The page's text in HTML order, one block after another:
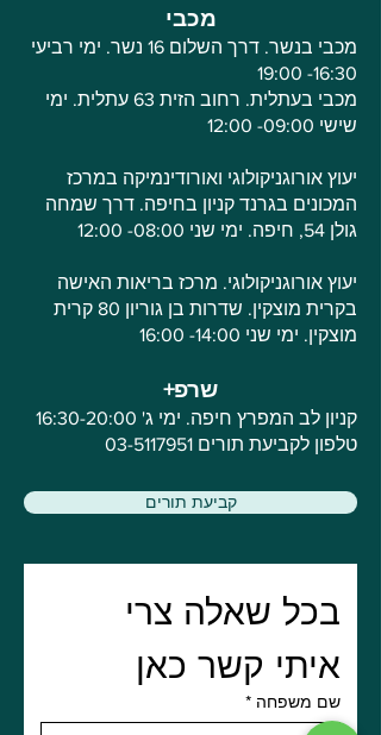
מכבי
מכבי בנשר. דרך השלום 16 נשר. ימי רביעי
16:30- 19:00
מכבי בעתלית. רחוב הזית 63 עתלית. ימי
שישי 09:00- 12:00
יעוץ אורוגניקולוגי ואורודינמיקה במרכז
המכונים בגרנד קניון בחיפה. דרך שמחה
גולן 54, חיפה. ימי שני 08:00- 12:00
יעוץ אורוגניקולוגי. מרכז בריאות האישה
בקרית מוצקין. שדרות בן גוריון 80 קרית
מוצקין. ימי שני 14:00- 16:00
שרפ+
קניון לב המפרץ חיפה. ימי ג' 16:30-20:00
טלפון לקביעת תורים 03-5117951
קביעת תורים
איתי קשר כאן
שם משפחה *